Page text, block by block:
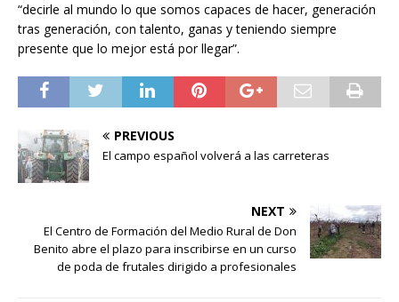
“decirle al mundo lo que somos capaces de hacer, generación
tras generación, con talento, ganas y teniendo siempre
presente que lo mejor está por llegar”.
PREVIOUS
El campo español volverá a las carreteras
NEXT
El Centro de Formación del Medio Rural de Don
Benito abre el plazo para inscribirse en un curso
de poda de frutales dirigido a profesionales